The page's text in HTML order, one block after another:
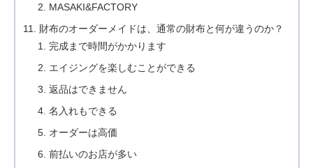
MASAKI&FACTORY
財布のオーダーメイドは、通常の財布と何が違うのか？
完成まで時間がかかります
エイジングを楽しむことができる
返品はできません
名入れもできる
オーダーは高価
前払いのお店が多い